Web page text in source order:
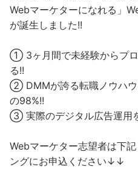
Webマーケターになれる」
が誕生しました!!
① 3ヶ月間で未経験からプ
る!!
② DMMが誇る転職ノウハウ
の98%!!
③ 実際のデジタル広告運用
Webマーケター志望者は下
ングにお申込ください↓↓